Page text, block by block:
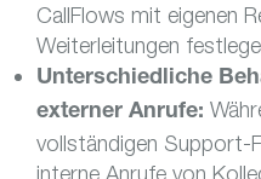
CallFlows mit eigenen
Weiterleitungen
Unterschiedliche
externer Anrufe:
vollständigen Support-